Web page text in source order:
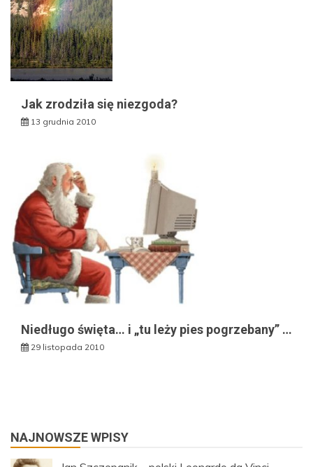
Jak zrodziła się niezgoda?
13 grudnia 2010
Niedługo święta… i „tu leży pies pogrzebany” …
29 listopada 2010
NAJNOWSZE WPISY